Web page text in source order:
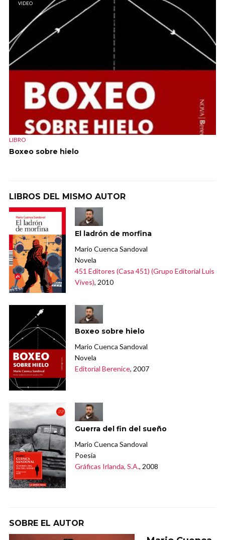
VIDEO
LIBRO
Boxeo sobre hielo
LIBROS DEL MISMO AUTOR
El ladrón de morfina
Mario Cuenca Sandoval
Novela
451 Editores (Casa 451) (Grupo Editorial Luis
Vives), 2010
Boxeo sobre hielo
Mario Cuenca Sandoval
Novela
Editorial Berenice, 2007
Guerra del fin del sueño
Mario Cuenca Sandoval
Poesía
Gráficas Irlanda, S.A., 2008
SOBRE EL AUTOR